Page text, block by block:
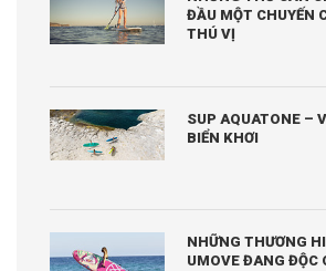
ĐẦU MỘT CHUYẾN
THÚ VỊ
SUP AQUATONE –
BIỂN KHƠI
NHỮNG THƯƠNG
UMOVE ĐANG ĐỘC